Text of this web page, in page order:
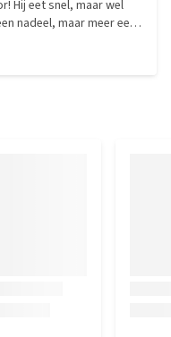
Hij eet snel, maar wel
nadeel, maar meer een